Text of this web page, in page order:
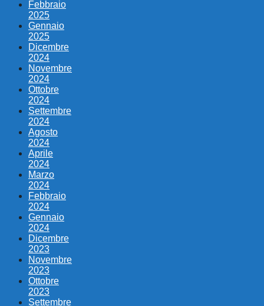
Febbraio
2025
Gennaio
2025
Dicembre
2024
Novembre
2024
Ottobre
2024
Settembre
2024
Agosto
2024
Aprile
2024
Marzo
2024
Febbraio
2024
Gennaio
2024
Dicembre
2023
Novembre
2023
Ottobre
2023
Settembre